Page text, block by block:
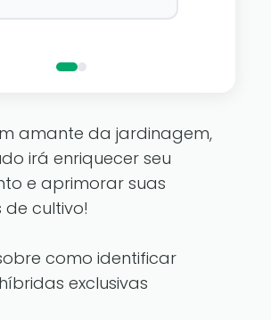
amante da jardinagem,
irá enriquecer seu
e aprimorar suas
cultivo!